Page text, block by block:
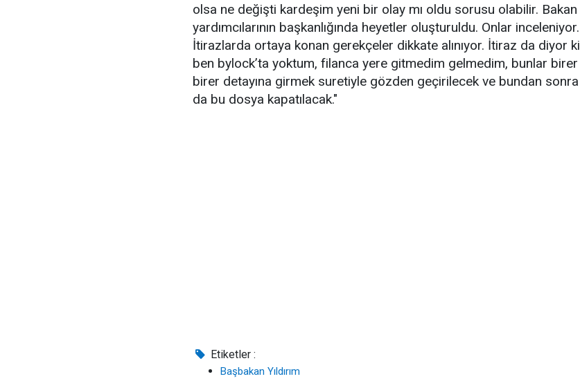
olsa ne değişti kardeşim yeni bir olay mı oldu sorusu olabilir. Bakan
yardımcılarının başkanlığında heyetler oluşturuldu. Onlar inceleniyor.
İtirazlarda ortaya konan gerekçeler dikkate alınıyor. İtiraz da diyor ki
ben bylock’ta yoktum, filanca yere gitmedim gelmedim, bunlar birer
birer detayına girmek suretiyle gözden geçirilecek ve bundan sonra
da bu dosya kapatılacak."
Etiketler :
Başbakan Yıldırım